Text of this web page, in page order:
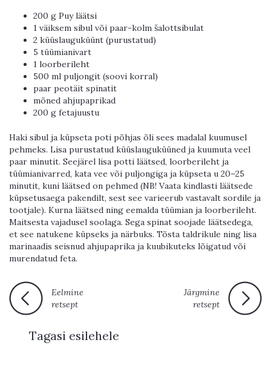
200 g Puy läätsi
1 väiksem sibul või paar-kolm šalottsibulat
2 küüslauguküünt (purustatud)
5 tüümianivart
1 loorberileht
500 ml puljongit (soovi korral)
paar peotäit spinatit
mõned ahjupaprikad
200 g fetajuustu
Haki sibul ja küpseta poti põhjas õli sees madalal kuumusel
pehmeks. Lisa purustatud küüslauguküüned ja kuumuta veel
paar minutit. Seejärel lisa potti läätsed, loorberileht ja
tüümianivarred, kata vee või puljongiga ja küpseta u 20–25
minutit, kuni läätsed on pehmed (NB! Vaata kindlasti läätsede
küpsetusaega pakendilt, sest see varieerub vastavalt sordile ja
tootjale). Kurna läätsed ning eemalda tüümian ja loorberileht.
Maitsesta vajadusel soolaga. Sega spinat soojade läätsedega,
et see natukene küpseks ja närbuks. Tõsta taldrikule ning lisa
marinaadis seisnud ahjupaprika ja kuubikuteks lõigatud või
murendatud feta.
Eelmine
retsept
Järgmine
retsept
Tagasi esilehele